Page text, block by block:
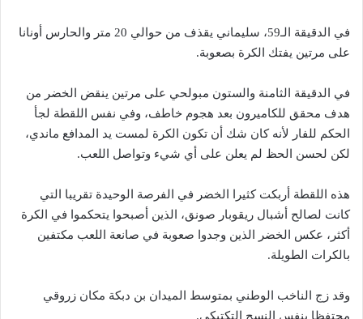
في الدقيقة الـ59، سليماني يقذف من حوالي 20 متر والحارس أونانا
على مرتين يفتك الكرة بصعوبة.
في الدقيقة الثامنة والستون مبولحي على مرتين ينقض الخضر من
هدف محقق للكاميرون بعد هجوم خاطف، وفي نفس اللقطة لجأ
الحكم للفار لأنه كان شك أن تكون الكرة لمست يد المدافع ماندي،
لكن لحسن الحظ لم يعلن على أي شيء وتواصل اللعب.
هذه اللقطة أربكت كثيرا الخضر في الفرصة الوحيدة تقريبا التي
كانت لصالح أشبال ريقوبار صونق، الذين أصبحوا يتحكموا في الكرة
أكثر، عكس الخضر الذين وجدوا صعوبة في صانعة اللعب مكتفين
بالكرات الطويلة.
وقد زج الناخب الوطني بمتوسط الميدان بن دبكة مكان زروقي
محتفظا بنفس النسج التكتيكي.